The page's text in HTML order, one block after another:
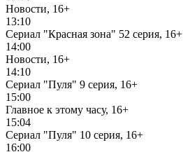
Новости, 16+
13:10
Сериал "Красная зона" 52 серия, 16+
14:00
Новости, 16+
14:10
Сериал "Пуля" 9 серия, 16+
15:00
Главное к этому часу, 16+
15:04
Сериал "Пуля" 10 серия, 16+
16:00